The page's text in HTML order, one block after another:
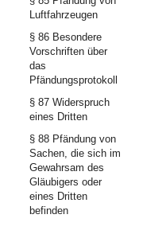
Luftfahrzeugen
§ 86 Besondere
Vorschriften über
das
Pfändungsprotokoll
§ 87 Widerspruch
eines Dritten
§ 88 Pfändung von
Sachen, die sich im
Gewahrsam des
Gläubigers oder
eines Dritten
befinden